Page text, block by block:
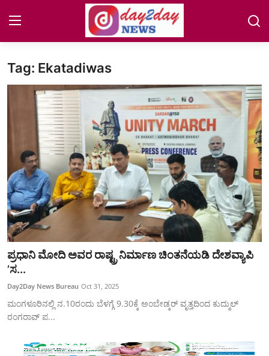
Home
NEWS
COASTAL
Auto-Tech
Jobs
Lifestyle
ENTERTAINMENT
SPORTS
Tag: Ekatadiwas
ಪ್ರಧಾನಿ ಮೋದಿ ಅವರ ರಾಷ್ಟ್ರ ನಿರ್ಮಾಣ ಚಿಂತನೆಯಡಿ ದೇಶವ್ಯಾಪಿ
ʼಸ...
Day2Day News Bureau Oct 31, 2025
ಮಂಗಳೂರಿನಲ್ಲಿ ನ.10ರಂದು ಬೆಳಗ್ಗೆ 9.30ಕ್ಕೆ ಅಂಬೇಡ್ಕರ್‌ ವೃತ್ತದಿಂದ ಕುದ್ಮುಲ್‌
ರಂಗರಾವ್‌ ಪ...